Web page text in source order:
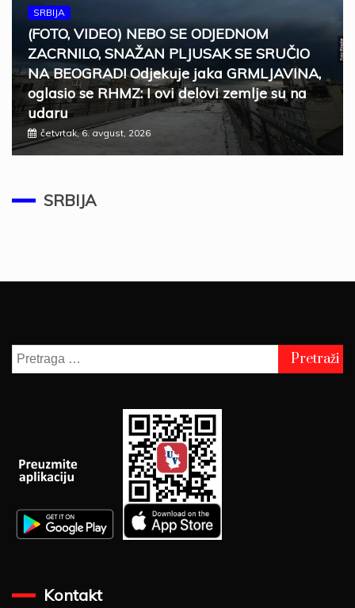
SRBIJA
(FOTO, VIDEO) NEBO SE ODJEDNOM
ZACRNILO, SNAŽAN PLJUSAK SE SRUČIO
NA BEOGRAD! Odjekuje jaka GRMLJAVINA,
oglasio se RHMZ: I ovi delovi zemlje su na
udaru
četvrtak, 6. avgust, 2026
SRBIJA
SRBIJA
četvrtak, 6. avgust, 2026
Pretraga
za:
Kontakt